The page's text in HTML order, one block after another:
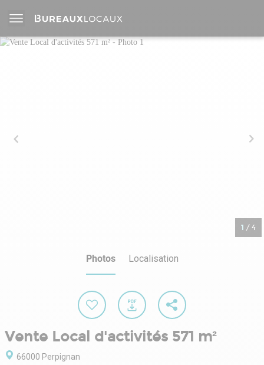
1 / 4
Photos Localisation
Vente Local d'activités 571 m²
66000 Perpignan